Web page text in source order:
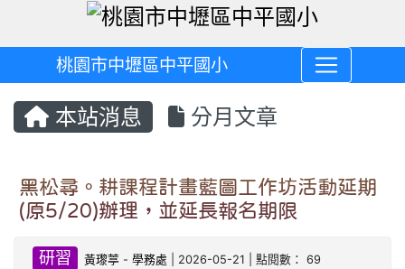
桃園市中壢區中平國小
本站消息 分月文章
黑松尋。耕課程計畫藍圖工作坊活動延期
(原5/20)辦理，並延長報名期限
研習 黃瓈葶 -學務處 | 2026-05-21 | 點閱數： 69